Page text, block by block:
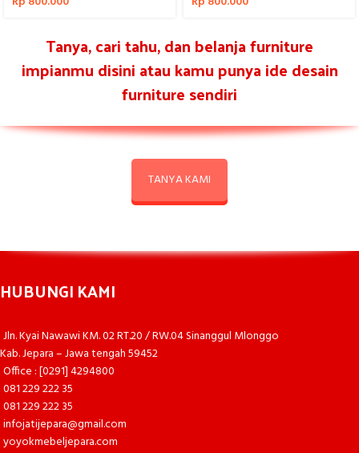
Tanya, cari tahu, dan belanja furniture
impianmu disini atau kamu punya ide desain
furniture sendiri
TANYA KAMI
HUBUNGI KAMI
Jln. Kyai Nawawi KM. 02 RT.20 / RW.04 Sinanggul Mlonggo
Kab. Jepara – Jawa tengah 59452
Office : [0291] 4294800
081 229 222 35
081 229 222 35
infojatijepara@gmail.com
yoyokmebeljepara.com